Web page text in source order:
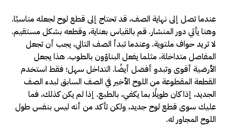
عندما تصل إلى نهاية الصف، قد تحتاج إلى قطع لوح لجعله مناسبًا.
وهنا يأتي دور المنشار. قم بالقياس بعناية، وقطعه بشكل مستقيم.
لا تريد حواف ملتوية. وعندما تبدأ الصف التالي، يجب أن تجعل
المفاصل متداخلة، مثلما يفعل البناؤون بالطوب. هذا يجعل
الأرضية أقوى وتبدو أفضل أيضًا. التداخل سهل؛ فقط استخدم
القطعة المقطوعة من اللوح الأخير في الصف السابق لبدء الصف
الجديد، إذا كان طويلًا بما يكفي، بالطبع. إذا لم يكن كذلك، فما
عليك سوى قطع لوح جديد، ولكن تأكد من أنه ليس بنفس طول
اللوح المجاور له.